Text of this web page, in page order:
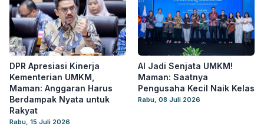
DPR Apresiasi Kinerja
Kementerian UMKM,
Maman: Anggaran Harus
Berdampak Nyata untuk
Rakyat
Rabu, 15 Juli 2026
AI Jadi Senjata UMKM!
Maman: Saatnya
Pengusaha Kecil Naik Kelas
Rabu, 08 Juli 2026